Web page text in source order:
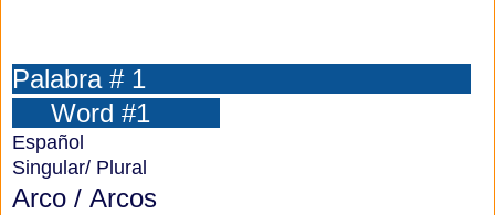
Palabra # 1
Word #1
Español
Singular/ Plural
Arco / Arcos